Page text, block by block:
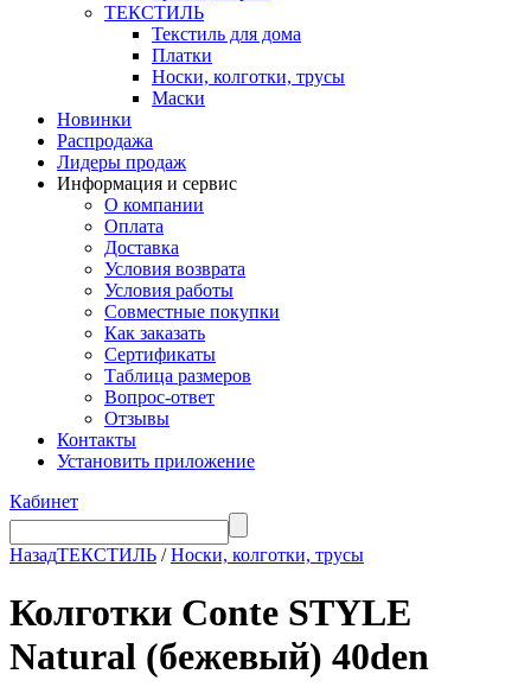
ТЕКСТИЛЬ
Текстиль для дома
Платки
Носки, колготки, трусы
Маски
Новинки
Распродажа
Лидеры продаж
Информация и сервис
О компании
Оплата
Доставка
Условия возврата
Условия работы
Совместные покупки
Как заказать
Сертификаты
Таблица размеров
Вопрос-ответ
Отзывы
Контакты
Установить приложение
Кабинет
НазадТЕКСТИЛЬ /Носки, колготки, трусы
Колготки Conte STYLE
Natural (бежевый) 40den